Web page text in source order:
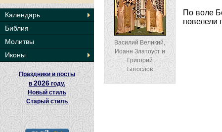
Календарь
Библия
Молитвы
Иконы
Праздники и посты
в 2026 году.
Новый стиль
Старый стиль
Василий Великий,
Иоанн Златоуст и
Григорий
Богослов
По воле
повелели